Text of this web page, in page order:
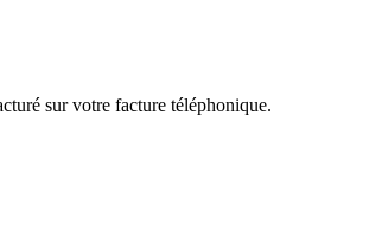
sur votre facture téléphonique.